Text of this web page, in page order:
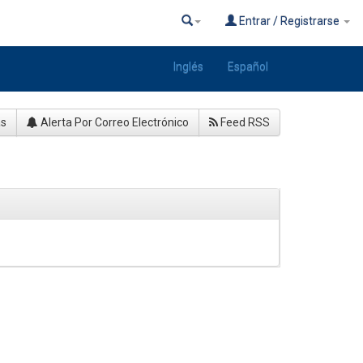
Entrar / Registrarse
Inglés Español
Alerta Por Correo Electrónico Feed RSS